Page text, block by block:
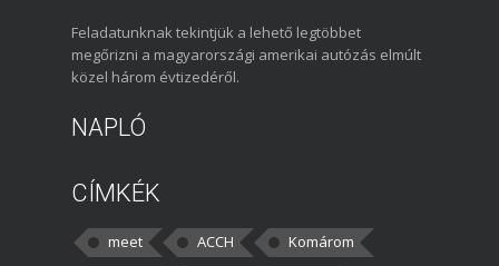
Feladatunknak tekintjük a lehető legtöbbet
megőrizni a magyarországi amerikai autózás elmúlt
közel három évtizedéről.
NAPLÓ
CÍMKÉK
meet ACCH
Komárom